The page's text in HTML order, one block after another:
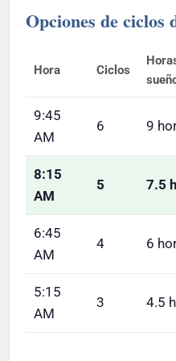
Opciones de ciclos
Hora Ciclos
9:45
AM
6 9
8:15
AM
5 7.5
6:45
AM
4 6
5:15
AM
3 4.5